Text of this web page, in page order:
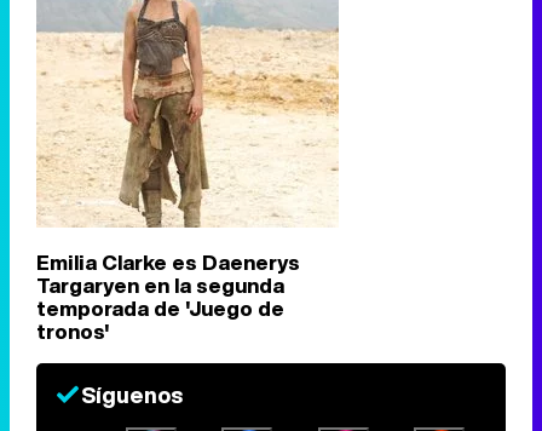
Emilia Clarke es Daenerys
Targaryen en la segunda
temporada de 'Juego de
tronos'
Síguenos